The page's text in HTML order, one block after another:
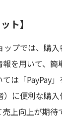
ト】
プでは、購
を用いて、簡
は「PayPay
）に便利な購
上向上が期待